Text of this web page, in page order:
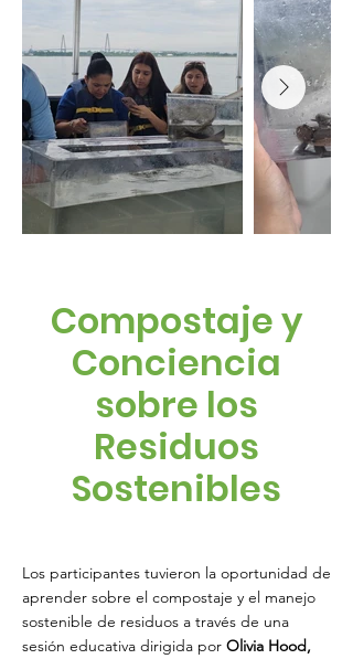
Compostaje y
Conciencia
sobre los
Residuos
Sostenibles
Los participantes tuvieron la oportunidad de
aprender sobre el compostaje y el manejo
sostenible de residuos a través de una
sesión educativa dirigida por Olivia Hood,